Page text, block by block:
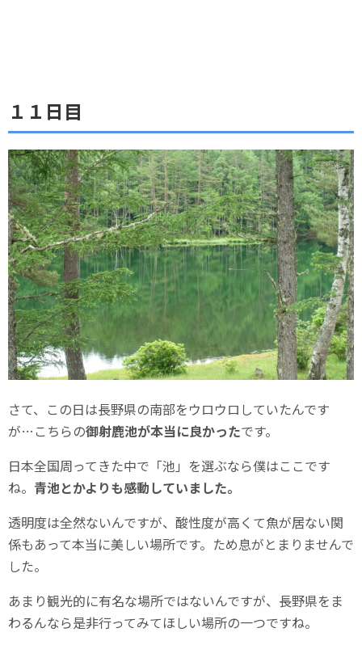
１１日目
さて、この日は長野県の南部をウロウロしていたんです
が…こちらの御射鹿池が本当に良かったです。
日本全国周ってきた中で「池」を選ぶなら僕はここです
ね。 青池とかよりも感動していました。
透明度は全然ないんですが、酸性度が高くて魚が居ない関
係もあって本当に美しい場所です。ため息がとまりませんで
した。
あまり観光的に有名な場所ではないんですが、長野県をま
わるんなら是非行ってみてほしい場所の一つですね。